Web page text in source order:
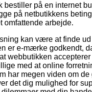
bestiller på en internet
på netbutikkens
omfattende arbejde.
kan være at finde
er e-mærke godkendt,
webbutikken
med at online
har megen viden om
det dig mulighed for